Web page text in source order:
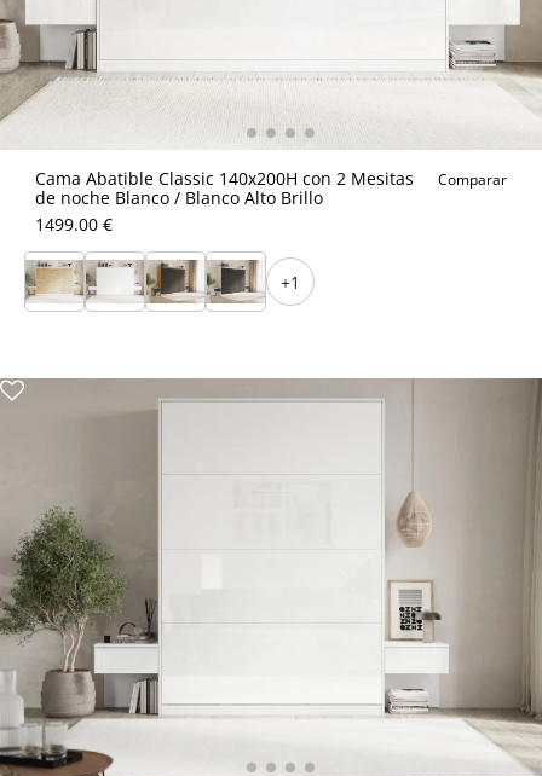
Cama Abatible Classic 140x200H con 2 Mesitas
de noche Blanco / Blanco Alto Brillo
Comparar
1499.00 €
+1